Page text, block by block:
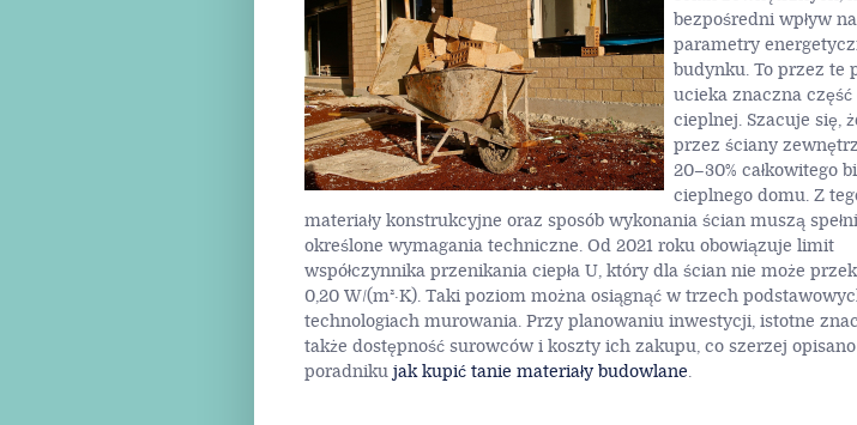
Ciepłe ściany domu –
technologie i materiały
Decyzja o wyborze
ścian zewnętrznych,
bezpośredni wpływ na
parametry
budynku. To przez te
ucieka znaczna część
cieplnej. Szacuje się,
przez ściany
20–30% całkowitego